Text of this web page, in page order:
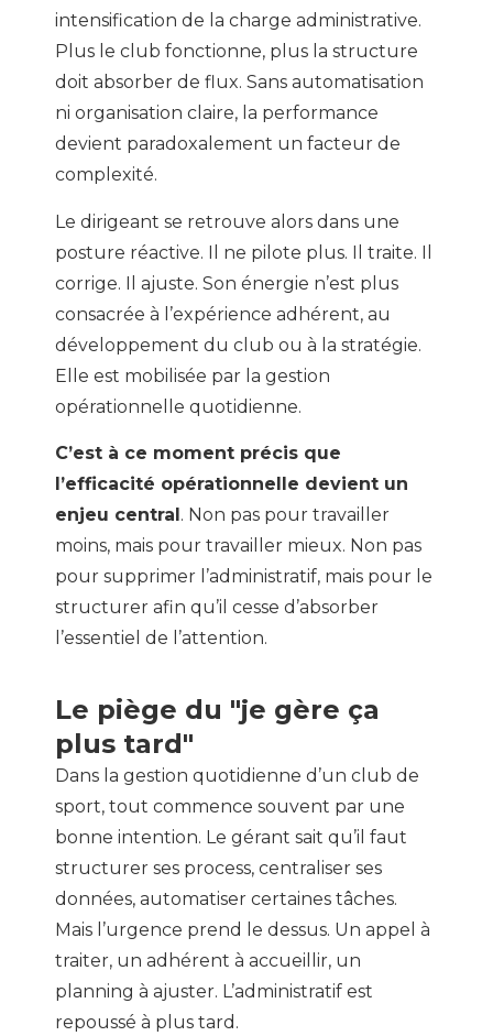
intensification de la charge administrative.
Plus le club fonctionne, plus la structure
doit absorber de flux. Sans automatisation
ni organisation claire, la performance
devient paradoxalement un facteur de
complexité.
Le dirigeant se retrouve alors dans une
posture réactive. Il ne pilote plus. Il traite. Il
corrige. Il ajuste. Son énergie n’est plus
consacrée à l’expérience adhérent, au
développement du club ou à la stratégie.
Elle est mobilisée par la gestion
opérationnelle quotidienne.
C’est à ce moment précis que
l’efficacité opérationnelle devient un
enjeu central . Non pas pour travailler
moins, mais pour travailler mieux. Non pas
pour supprimer l’administratif, mais pour le
structurer afin qu’il cesse d’absorber
l’essentiel de l’attention.
Le piège du "je gère ça
plus tard"
Dans la gestion quotidienne d’un club de
sport, tout commence souvent par une
bonne intention. Le gérant sait qu’il faut
structurer ses process, centraliser ses
données, automatiser certaines tâches.
Mais l’urgence prend le dessus. Un appel à
traiter, un adhérent à accueillir, un
planning à ajuster. L’administratif est
repoussé à plus tard.